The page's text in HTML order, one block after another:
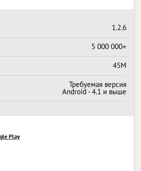
1.2.6
5 000 000+
45M
Требуемая версия
Android - 4.1 и выше
Play